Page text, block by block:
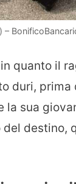
–
quanto il
duri,
la sua
destino,